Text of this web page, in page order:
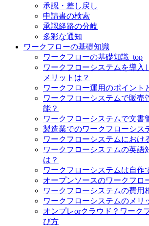
承認・差し戻し
申請書の検索
承認経路の分岐
多彩な通知
ワークフローの基礎知識
ワークフローの基礎知識_top
ワークフローシステムを導入
メリットは？
ワークフロー運用のポイント
ワークフローシステムで販売
能？
ワークフローシステムで文書
製造業でのワークフローシス
ワークフローシステムにおけ
ワークフローシステムの英語
は？
ワークフローシステムは自作
オープンソースのワークフロ
ワークフローシステムの費用
ワークフローシステムのメリ
オンプレorクラウド？ワーク
び方